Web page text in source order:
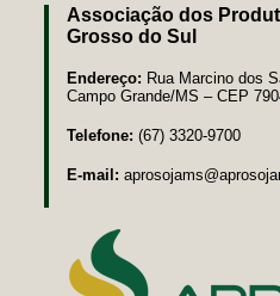
Associação dos
Grosso do Sul
Endereço: Rua Marcino dos
Campo Grande/MS – CEP
Telefone: (67) 3320-9700
E-mail: